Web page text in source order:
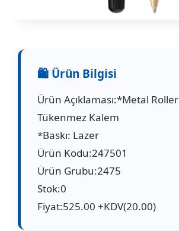
Ürün Açıklaması:*Metal
Tükenmez Kalem
*Baskı: Lazer
Ürün Kodu:247501
Ürün Grubu:2475
Stok:0
Fiyat:525.00 +KDV(20.00)